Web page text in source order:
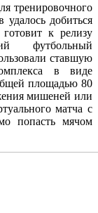
тренировочного
удалось добиться
готовит к релизу
футбольный
ставшую
в виде
площадью 80
мишеней или
матча с
попасть мячом